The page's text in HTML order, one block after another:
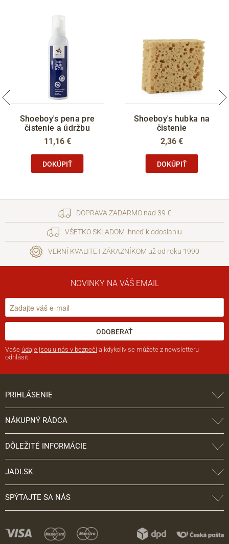
Shoeboy's pena pre
čistenie a údržbu
11,16 €
DOKÚPIŤ
Shoeboy's hubka na
čistenie
2,36 €
DOKÚPIŤ
DOPRAVA ZADARMO nad 39 €
VŠETKO SKLADOM ihneď k odoslaniu
VERNÍ KVALITE I ZÁKAZNÍKOM už od roku 1990
NOVINKY NA VÁŠ EMAIL
ODOBERAŤ
Vaše údaje jsou u nás v bezpečí a kdykoliv se můžete z newsletteru
odhlásit.
PRIHLÁSENIE
NÁKUPNÝ RÁDCA
DÔLEŽITÉ INFORMÁCIE
JADI.SK
SPÝTAJTE SA NÁS